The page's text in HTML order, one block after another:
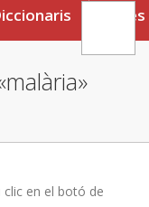
Eines
en el botó de